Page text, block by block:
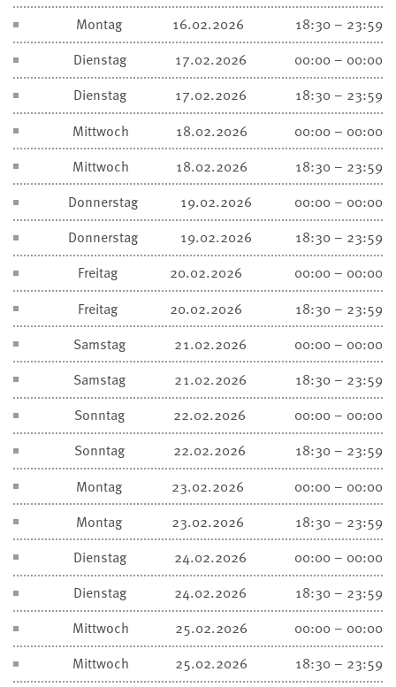
Montag
16.02.2026
18:30 – 23:59
Dienstag
17.02.2026
00:00 – 00:00
Dienstag
17.02.2026
18:30 – 23:59
Mittwoch
18.02.2026
00:00 – 00:00
Mittwoch
18.02.2026
18:30 – 23:59
Donnerstag
19.02.2026
00:00 – 00:00
Donnerstag
19.02.2026
18:30 – 23:59
Freitag
20.02.2026
00:00 – 00:00
Freitag
20.02.2026
18:30 – 23:59
Samstag
21.02.2026
00:00 – 00:00
Samstag
21.02.2026
18:30 – 23:59
Sonntag
22.02.2026
00:00 – 00:00
Sonntag
22.02.2026
18:30 – 23:59
Montag
23.02.2026
00:00 – 00:00
Montag
23.02.2026
18:30 – 23:59
Dienstag
24.02.2026
00:00 – 00:00
Dienstag
24.02.2026
18:30 – 23:59
Mittwoch
25.02.2026
00:00 – 00:00
Mittwoch
25.02.2026
18:30 – 23:59